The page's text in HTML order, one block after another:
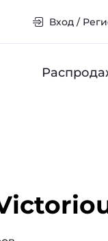
Вход /